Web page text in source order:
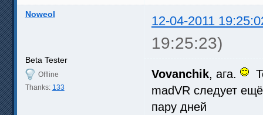
Noweol 12-04-2011
19:25:23)
Beta Tester
Offline
Thanks: 133
Vovanchik, ага.
madVR следует
пару дней